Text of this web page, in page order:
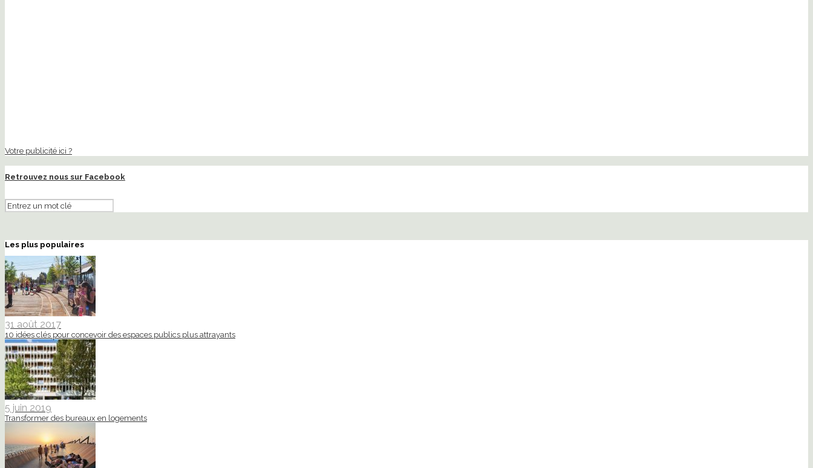
Votre publicité ici ?
Retrouvez nous sur Facebook
Les plus populaires
31 août 2017
10 idées clés pour concevoir des espaces publics plus attrayants
5 juin 2019
Transformer des bureaux en logements